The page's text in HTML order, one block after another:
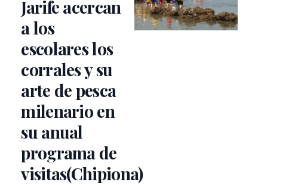
Jarife acercan
a los
escolares los
corrales y su
arte de pesca
milenario en
su anual
programa de
visitas(Chipiona)